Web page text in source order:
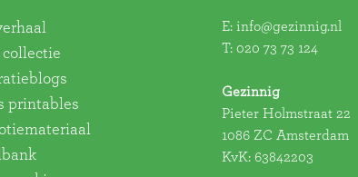
collectie
printables
E: info@gezinnig.nl
T: 020 73 73 124
Gezinnig
Pieter Holmstraat 22
1086 ZC Amsterdam
KvK: 63842203